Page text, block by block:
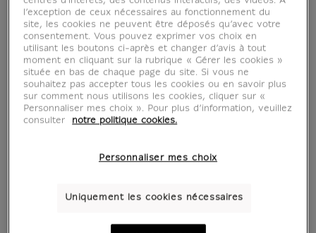
l’exception de ceux nécessaires au fonctionnement du
site, les cookies ne peuvent être déposés qu’avec votre
consentement. Vous pouvez exprimer vos choix en
utilisant les boutons ci-après et changer d’avis à tout
moment en cliquant sur la rubrique « Gérer les cookies »
située en bas de chaque page du site. Si vous ne
souhaitez pas accepter tous les cookies ou en savoir plus
sur comment nous utilisons les cookies, cliquer sur «
Personnaliser mes choix ». Pour plus d’information, veuillez
consulter
notre politique cookies.
Personnaliser mes choix
Uniquement les cookies nécessaires